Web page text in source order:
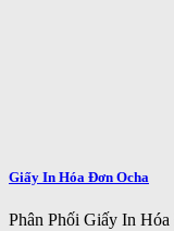
Giấy In Hóa Đơn Ocha
Phân Phối Giấy In